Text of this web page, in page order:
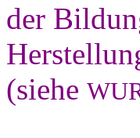
der
(siehe